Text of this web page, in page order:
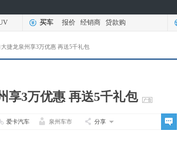
买车 报价 经销商 贷款购
捷龙泉州享3万优惠 再送5千礼包
享3万优惠 再送5千礼包
爱卡汽车 泉州车市 分享